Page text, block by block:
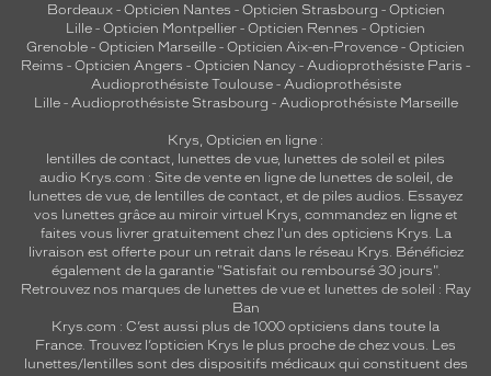
Bordeaux- Opticien Nantes - Opticien Strasbourg - Opticien
Lille - Opticien Montpellier - Opticien Rennes - Opticien
Grenoble - Opticien Marseille - Opticien Aix-en-Provence - Opticien
Reims - Opticien Angers - Opticien Nancy - Audioprothésiste Paris -
Audioprothésiste Toulouse- Audioprothésiste
Lille- Audioprothésiste Strasbourg - Audioprothésiste Marseille
Krys, Opticien en ligne :
lentilles de contact lunettes de vue, lunettes de soleil et piles
audio Krys.com : Site de vente en ligne de lunettes de soleil, de
lunettes de vue, de lentilles de contact , et de piles audios. Essayez
vos lunettes grâce au miroir virtuel Krys, commandez en ligne et
faites vous livrer gratuitement chez l'un des opticiens Krys. La
livraison est offerte pour un retrait dans le réseau Krys. Bénéficiez
également de la garantie "Satisfait ou remboursé 30 jours".
Retrouvez nos marques de lunettes de vue et lunettes de soleil : Ray
Ban
Krys.com : C’est aussi plus de 1000 opticiens dans toute la
France. Trouvez l’opticien Krys le plus proche de chez vous . Les
lunettes/lentilles sont des dispositifs médicaux qui constituent des